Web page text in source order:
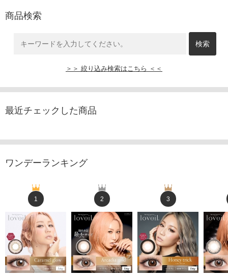
商品検索
＞＞ 絞り込み検索はこちら ＜＜
最近チェックした商品
ワンデーランキング
1 2 3